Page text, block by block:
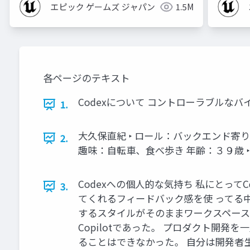
エピック ゲームズ ジャパン 1.5M
各ページのテキスト
1.
Codexについて コントローラブルなバ
2.
大久保直紀 ‣ ロール：バックエンド寄
趣味：自転車、食べ歩き 年齢：３９歳
3.
Codexへの個人的な気持ち 私にとって
てくれるフィードバック感を使 ってる
するスタイルがそのままワークスペー
Copilotであった。 プロダクト開発を
ることはできなかった。 自分は開発者